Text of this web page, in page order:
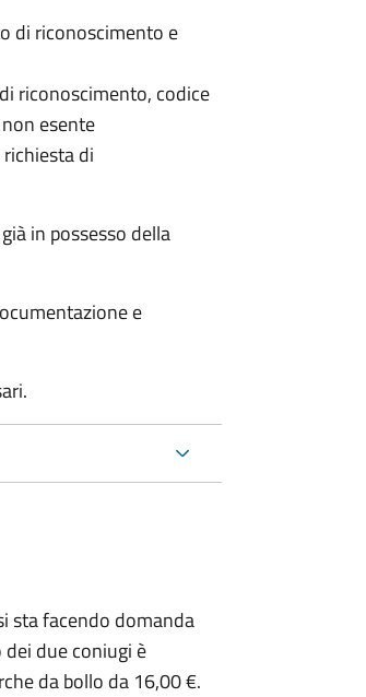
di riconoscimento e
riconoscimento, codice
esente
di
in possesso della
e
sta facendo domanda
due coniugi è
da bollo da 16,00 €.